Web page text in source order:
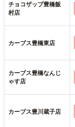
チョコザップ豊橋飯
村店
カーブス豊橋東店
カーブス豊橋なんじ
ゃす店
カーブス豊川蔵子店